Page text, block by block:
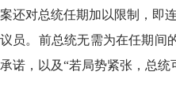
案还对总统任期加以限制，即
议员。前总统无需为在任期间
承诺，以及“若局势紧张，总